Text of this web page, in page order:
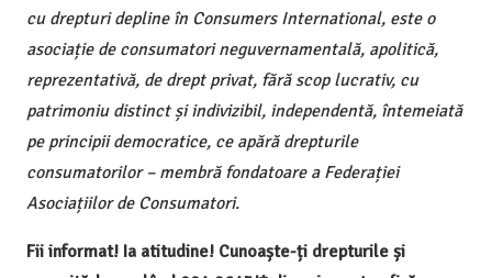
cu drepturi depline în Consumers International, este o
asociație de consumatori neguvernamentală, apolitică,
reprezentativă, de drept privat, fără scop lucrativ, cu
patrimoniu distinct și indivizibil, independentă, întemeiată
pe principii democratice, ce apără drepturile
consumatorilor – membră fondatoare a Federației
Asociațiilor de Consumatori.
Fii informat! Ia atitudine! Cunoaște-ți drepturile și